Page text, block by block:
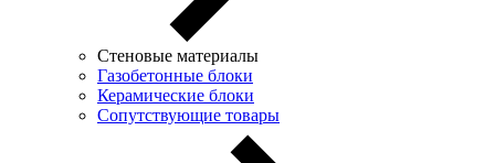
Стеновые материалы
Газобетонные блоки
Керамические блоки
Сопутствующие товары